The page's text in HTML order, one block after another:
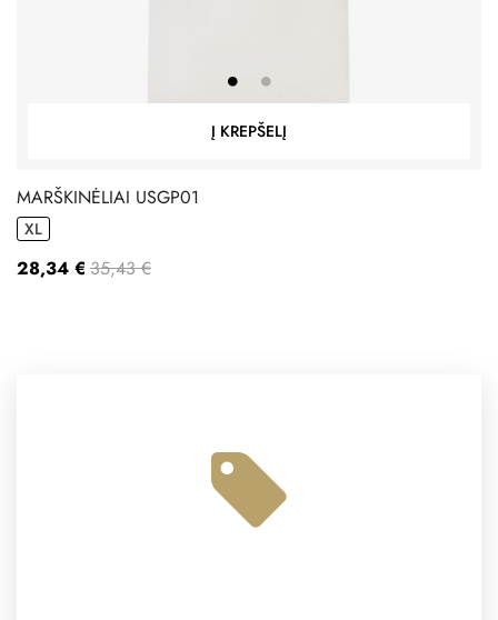
Į KREPŠELĮ
MARŠKINĖLIAI USGP01
XL
28,34 € 35,43 €